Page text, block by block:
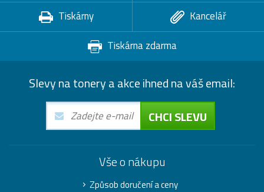
Tiskárny
Kancelář
Tiskárna zdarma
Slevy na tonery a akce ihned na váš email:
CHCI SLEVU
Vše o nákupu
Způsob doručení a ceny